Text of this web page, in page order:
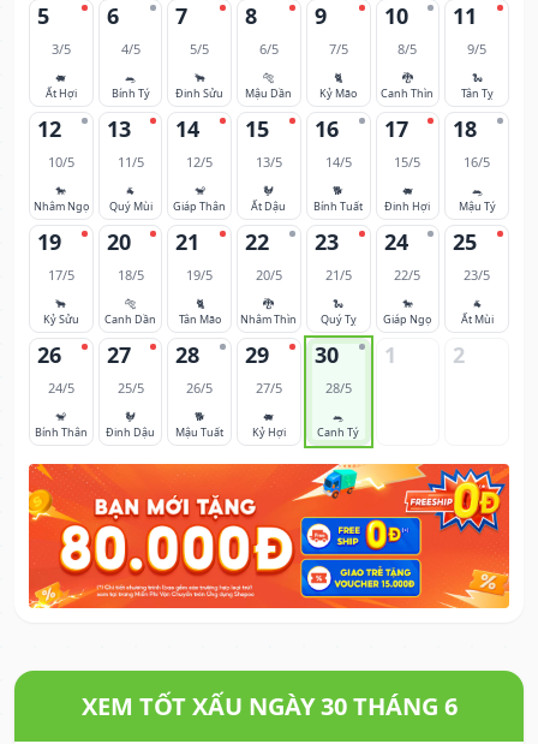
5
3/5
🐖
Ất Hợi
6
4/5
🐀
Bính Tý
7
5/5
🐂
Đinh Sửu
8
6/5
🐅
Mậu Dần
9
7/5
🐈
Kỷ Mão
10
8/5
🐉
Canh Thìn
11
9/5
🐍
Tân Tỵ
12
10/5
🐎
Nhâm Ngọ
13
11/5
🐐
Quý Mùi
14
12/5
🐒
Giáp Thân
15
13/5
🐓
Ất Dậu
16
14/5
🐕
Bính Tuất
17
15/5
🐖
Đinh Hợi
18
16/5
🐀
Mậu Tý
19
17/5
🐂
Kỷ Sửu
20
18/5
🐅
Canh Dần
21
19/5
🐈
Tân Mão
22
20/5
🐉
Nhâm Thìn
23
21/5
🐍
Quý Tỵ
24
22/5
🐎
Giáp Ngọ
25
23/5
🐐
Ất Mùi
26
24/5
🐒
Bính Thân
27
25/5
🐓
Đinh Dậu
28
26/5
🐕
Mậu Tuất
29
27/5
🐖
Kỷ Hợi
30
28/5
🐀
Canh Tý
1 2
XEM TỐT XẤU NGÀY 30 THÁNG 6